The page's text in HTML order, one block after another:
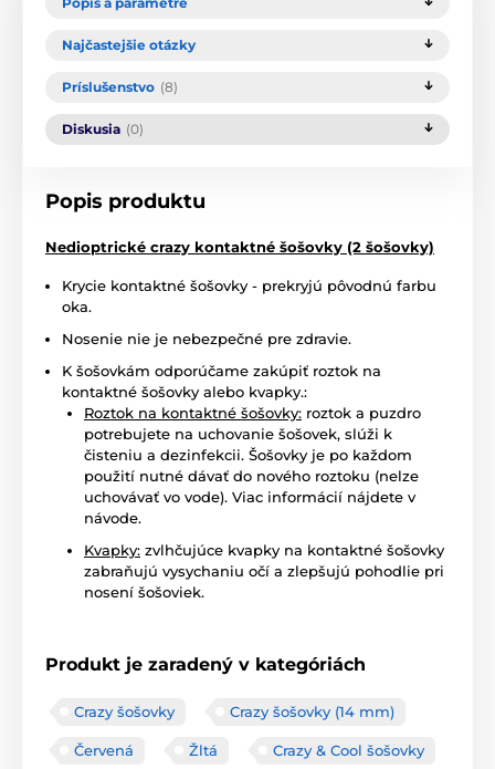
Najčastejšie otázky
Príslušenstvo (8)
Diskusia (0)
Popis produktu
Nedioptrické crazy kontaktné šošovky (2 šošovky)
Krycie kontaktné šošovky - prekryjú pôvodnú farbu
oka.
Nosenie nie je nebezpečné pre zdravie.
K šošovkám odporúčame zakúpiť roztok na
kontaktné šošovky alebo kvapky.:
Roztok na kontaktné šošovky: roztok a puzdro
potrebujete na uchovanie šošovek, slúži k
čisteniu a dezinfekcii. Šošovky je po každom
použití nutné dávať do nového roztoku (nelze
uchovávať vo vode). Viac informácií nájdete v
návode.
Kvapky: zvlhčujúce kvapky na kontaktné šošovky
zabraňujú vysychaniu očí a zlepšujú pohodlie pri
nosení šošoviek.
Produkt je zaradený v kategóriách
Crazy šošovky Crazy šošovky (14 mm)
Červená Žltá Crazy & Cool šošovky